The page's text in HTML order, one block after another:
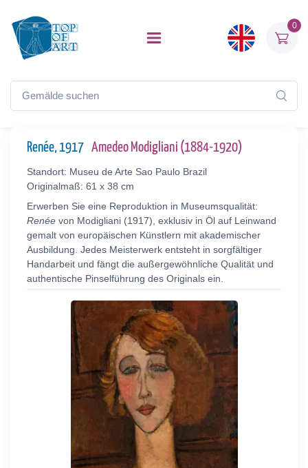
0
Renée, 1917 Amedeo Modigliani (1884-1920)
Standort: Museu de Arte Sao Paulo Brazil
Originalmaß: 61 x 38 cm
Erwerben Sie eine Reproduktion in Museumsqualität:
Renée von Modigliani (1917), exklusiv in Öl auf Leinwand
gemalt von europäischen Künstlern mit akademischer
Ausbildung. Jedes Meisterwerk entsteht in sorgfältiger
Handarbeit und fängt die außergewöhnliche Qualität und
authentische Pinselführung des Originals ein.